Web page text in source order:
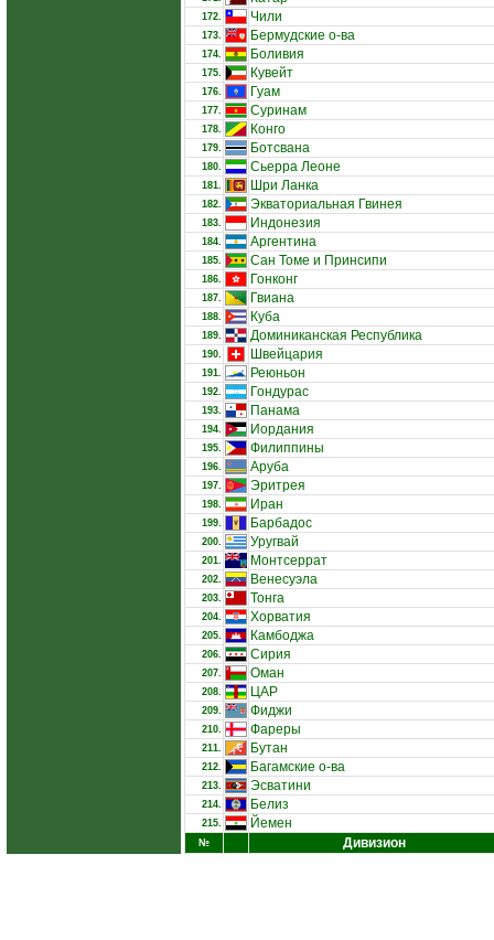
172. Чили
173. Бермудские о-ва
174. Боливия
175. Кувейт
176. Гуам
177. Суринам
178. Конго
179. Ботсвана
180. Сьерра Леоне
181. Шри Ланка
182. Экваториальная Гвинея
183. Индонезия
184. Аргентина
185. Сан Томе и Принсипи
186. Гонконг
187. Гвиана
188. Куба
189. Доминиканская Республика
190. Швейцария
191. Реюньон
192. Гондурас
193. Панама
194. Иордания
195. Филиппины
196. Аруба
197. Эритрея
198. Иран
199. Барбадос
200. Уругвай
201. Монтсеррат
202. Венесуэла
203. Тонга
204. Хорватия
205. Камбоджа
206. Сирия
207. Оман
208. ЦАР
209. Фиджи
210. Фареры
211. Бутан
212. Багамские о-ва
213. Эсватини
214. Белиз
215. Йемен
№ Дивизион